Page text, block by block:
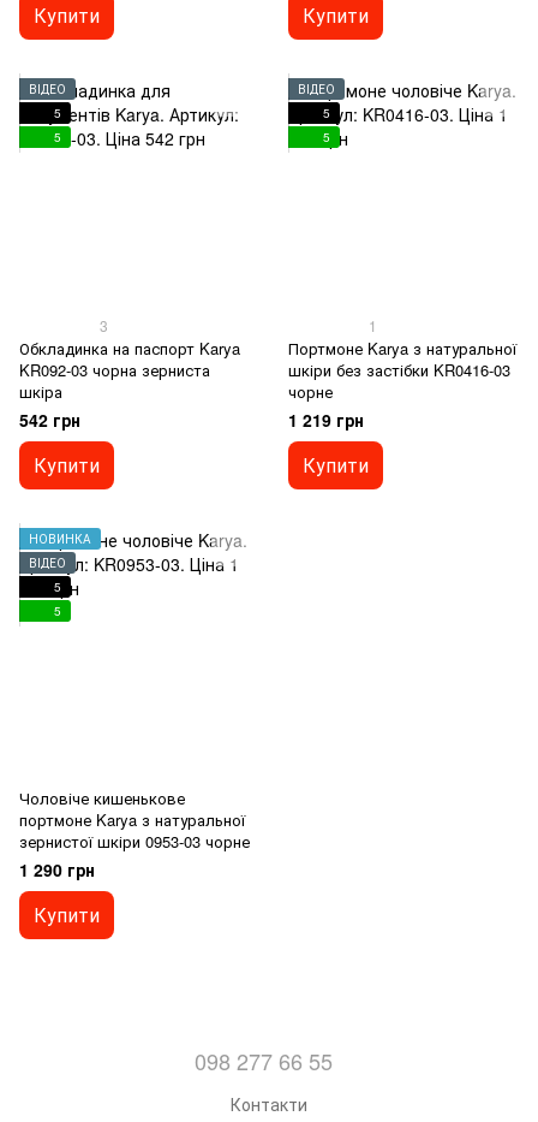
Купити Купити
ВІДЕО
5
5
3
Обкладинка на паспорт Karya
KR092-03 чорна зерниста
шкіра
542 грн
Купити
ВІДЕО
5
5
1
Портмоне Karya з натуральної
шкіри без застібки KR0416-03
чорне
1 219 грн
Купити
НОВИНКА
ВІДЕО
5
5
Чоловіче кишенькове
портмоне Karya з натуральної
зернистої шкіри 0953-03 чорне
1 290 грн
Купити
098 277 66 55
Контакти